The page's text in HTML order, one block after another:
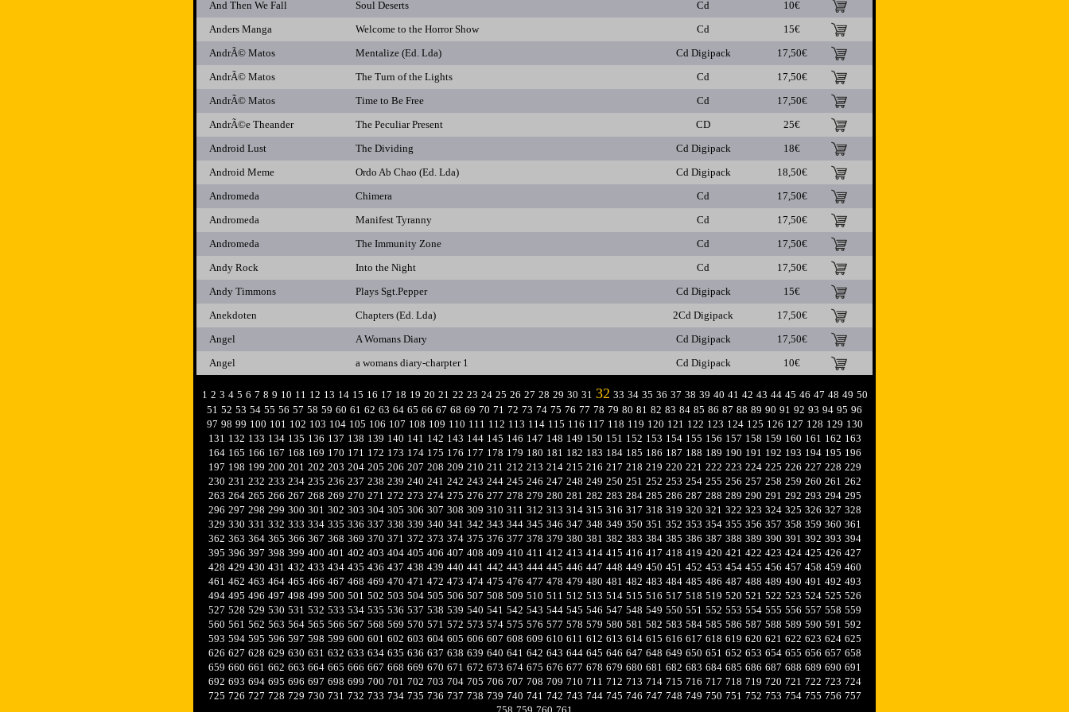
And Then We Fall
Soul Deserts Cd
10€
Anders Manga
Welcome to the Horror Show Cd
15€
AndrÃ© Matos
Mentalize (Ed. Lda) Cd Digipack
17,50€
AndrÃ© Matos
The Turn of the Lights Cd
17,50€
AndrÃ© Matos
Time to Be Free Cd
17,50€
AndrÃ©e Theander ‎
The Peculiar Present CD
25€
Android Lust
The Dividing Cd Digipack
18€
Android Meme
Ordo Ab Chao (Ed. Lda) Cd Digipack
18,50€
Andromeda
Chimera Cd
17,50€
Andromeda
Manifest Tyranny Cd
17,50€
Andromeda
The Immunity Zone Cd
17,50€
Andy Rock
Into the Night Cd
17,50€
Andy Timmons
Plays Sgt.Pepper Cd Digipack
15€
Anekdoten
Chapters (Ed. Lda) 2Cd Digipack
17,50€
Angel
A Womans Diary Cd Digipack
17,50€
Angel
a womans diary-charpter 1 Cd Digipack 10€
1 2 3 4 5 6 7 8 9 10 11 12 13 14 15 16 17 18 19 20 21 22 23 24 25 26 27 28 29 30 31 32 33 34 35 36 37 38 39 40 41 42 43 44 45 46 47 48 49 50
51 52 53 54 55 56 57 58 59 60 61 62 63 64 65 66 67 68 69 70 71 72 73 74 75 76 77 78 79 80 81 82 83 84 85 86 87 88 89 90 91 92 93 94 95 96
97 98 99 100 101 102 103 104 105 106 107 108 109 110 111 112 113 114 115 116 117 118 119 120 121 122 123 124 125 126 127 128 129 130
131 132 133 134 135 136 137 138 139 140 141 142 143 144 145 146 147 148 149 150 151 152 153 154 155 156 157 158 159 160 161 162 163
164 165 166 167 168 169 170 171 172 173 174 175 176 177 178 179 180 181 182 183 184 185 186 187 188 189 190 191 192 193 194 195 196
197 198 199 200 201 202 203 204 205 206 207 208 209 210 211 212 213 214 215 216 217 218 219 220 221 222 223 224 225 226 227 228 229
230 231 232 233 234 235 236 237 238 239 240 241 242 243 244 245 246 247 248 249 250 251 252 253 254 255 256 257 258 259 260 261 262
263 264 265 266 267 268 269 270 271 272 273 274 275 276 277 278 279 280 281 282 283 284 285 286 287 288 289 290 291 292 293 294 295
296 297 298 299 300 301 302 303 304 305 306 307 308 309 310 311 312 313 314 315 316 317 318 319 320 321 322 323 324 325 326 327 328
329 330 331 332 333 334 335 336 337 338 339 340 341 342 343 344 345 346 347 348 349 350 351 352 353 354 355 356 357 358 359 360 361
362 363 364 365 366 367 368 369 370 371 372 373 374 375 376 377 378 379 380 381 382 383 384 385 386 387 388 389 390 391 392 393 394
395 396 397 398 399 400 401 402 403 404 405 406 407 408 409 410 411 412 413 414 415 416 417 418 419 420 421 422 423 424 425 426 427
428 429 430 431 432 433 434 435 436 437 438 439 440 441 442 443 444 445 446 447 448 449 450 451 452 453 454 455 456 457 458 459 460
461 462 463 464 465 466 467 468 469 470 471 472 473 474 475 476 477 478 479 480 481 482 483 484 485 486 487 488 489 490 491 492 493
494 495 496 497 498 499 500 501 502 503 504 505 506 507 508 509 510 511 512 513 514 515 516 517 518 519 520 521 522 523 524 525 526
527 528 529 530 531 532 533 534 535 536 537 538 539 540 541 542 543 544 545 546 547 548 549 550 551 552 553 554 555 556 557 558 559
560 561 562 563 564 565 566 567 568 569 570 571 572 573 574 575 576 577 578 579 580 581 582 583 584 585 586 587 588 589 590 591 592
593 594 595 596 597 598 599 600 601 602 603 604 605 606 607 608 609 610 611 612 613 614 615 616 617 618 619 620 621 622 623 624 625
626 627 628 629 630 631 632 633 634 635 636 637 638 639 640 641 642 643 644 645 646 647 648 649 650 651 652 653 654 655 656 657 658
659 660 661 662 663 664 665 666 667 668 669 670 671 672 673 674 675 676 677 678 679 680 681 682 683 684 685 686 687 688 689 690 691
692 693 694 695 696 697 698 699 700 701 702 703 704 705 706 707 708 709 710 711 712 713 714 715 716 717 718 719 720 721 722 723 724
725 726 727 728 729 730 731 732 733 734 735 736 737 738 739 740 741 742 743 744 745 746 747 748 749 750 751 752 753 754 755 756 757